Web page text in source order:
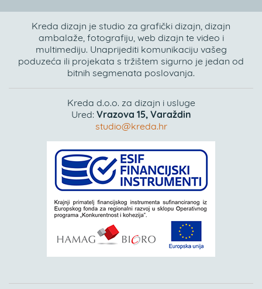
Kreda dizajn je studio za grafički dizajn, dizajn
ambalaže, fotografiju, web dizajn te video i
multimediju. Unaprijediti komunikaciju vašeg
poduzeća ili projekata s tržištem sigurno je jedan od
bitnih segmenata poslovanja.
Kreda d.o.o. za dizajn i usluge
Ured: Vrazova 15, Varaždin
studio@kreda.hr